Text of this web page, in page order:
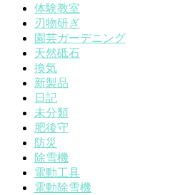
体験教室
刃物研ぎ
園芸ガーデニング
天然砥石
換気
新製品
日記
未分類
肥後守
防災
除雪機
電動工具
電動除雪機